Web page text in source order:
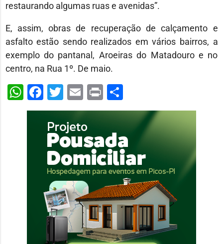
restaurando algumas ruas e avenidas”.
E, assim, obras de recuperação de calçamento e
asfalto estão sendo realizados em vários bairros, a
exemplo do pantanal, Aroeiras do Matadouro e no
centro, na Rua 1º. De maio.
WhatsApp
Facebook
Twitter
EmailPrint